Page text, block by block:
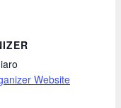
Website